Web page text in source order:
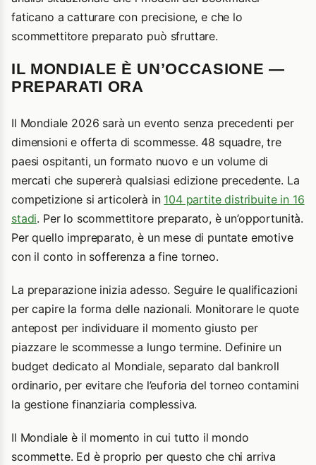
faticano a catturare con precisione, e che lo
scommettitore preparato può sfruttare.
IL MONDIALE È UN’OCCASIONE —
PREPARATI ORA
Il Mondiale 2026 sarà un evento senza precedenti per
dimensioni e offerta di scommesse. 48 squadre, tre
paesi ospitanti, un formato nuovo e un volume di
mercati che supererà qualsiasi edizione precedente. La
competizione si articolerà in 104 partite distribuite in 16
stadi. Per lo scommettitore preparato, è un’opportunità.
Per quello impreparato, è un mese di puntate emotive
con il conto in sofferenza a fine torneo.
La preparazione inizia adesso. Seguire le qualificazioni
per capire la forma delle nazionali. Monitorare le quote
antepost per individuare il momento giusto per
piazzare le scommesse a lungo termine. Definire un
budget dedicato al Mondiale, separato dal bankroll
ordinario, per evitare che l’euforia del torneo contamini
la gestione finanziaria complessiva.
Il Mondiale è il momento in cui tutto il mondo
scommette. Ed è proprio per questo che chi arriva